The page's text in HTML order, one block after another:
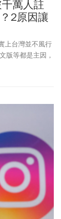
萬人註
2原因讓
上台灣並不風行
版等都是主因，
補足其文字分